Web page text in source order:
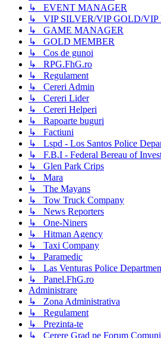
↳ EVENT MANAGER
↳ VIP SILVER/VIP GOLD/VIP
↳ GAME MANAGER
↳ GOLD MEMBER
↳ Cos de gunoi
↳ RPG.FhG.ro
↳ Regulament
↳ Cereri Admin
↳ Cereri Lider
↳ Cereri Helperi
↳ Rapoarte buguri
↳ Factiuni
↳ Lspd - Los Santos Police
↳ F.B.I - Federal Bereau of
↳ Glen Park Crips
↳ Mara
↳ The Mayans
↳ Tow Truck Company
↳ News Reporters
↳ One-Niners
↳ Hitman Agency
↳ Taxi Company
↳ Paramedic
↳ Las Venturas Police
↳ Panel.FhG.ro
Administrare
↳ Zona Administrativa
↳ Regulament
↳ Prezinta-te
↳ Cerere Grad pe Forum